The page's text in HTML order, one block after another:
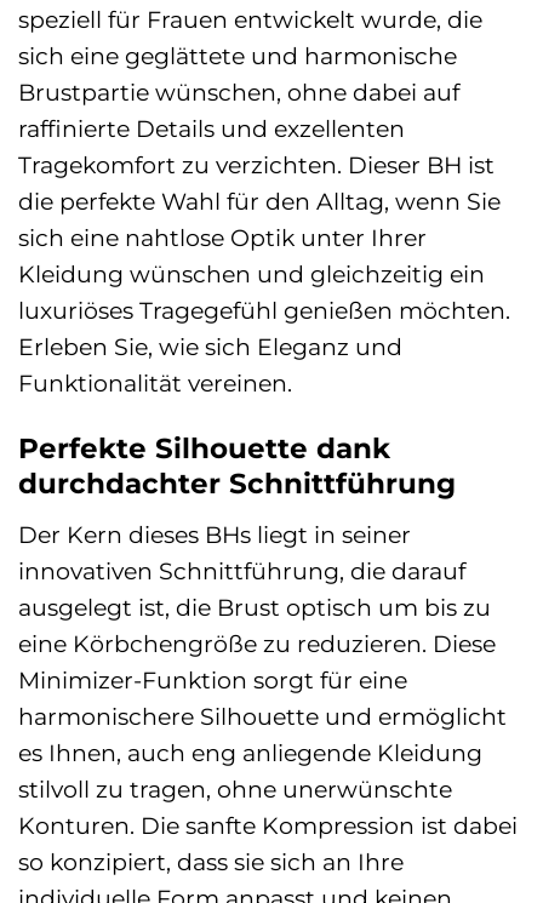
speziell für Frauen entwickelt wurde, die
sich eine geglättete und harmonische
Brustpartie wünschen, ohne dabei auf
raffinierte Details und exzellenten
Tragekomfort zu verzichten. Dieser BH ist
die perfekte Wahl für den Alltag, wenn Sie
sich eine nahtlose Optik unter Ihrer
Kleidung wünschen und gleichzeitig ein
luxuriöses Tragegefühl genießen möchten.
Erleben Sie, wie sich Eleganz und
Funktionalität vereinen.
Perfekte Silhouette dank
durchdachter Schnittführung
Der Kern dieses BHs liegt in seiner
innovativen Schnittführung, die darauf
ausgelegt ist, die Brust optisch um bis zu
eine Körbchengröße zu reduzieren. Diese
Minimizer-Funktion sorgt für eine
harmonischere Silhouette und ermöglicht
es Ihnen, auch eng anliegende Kleidung
stilvoll zu tragen, ohne unerwünschte
Konturen. Die sanfte Kompression ist dabei
so konzipiert, dass sie sich an Ihre